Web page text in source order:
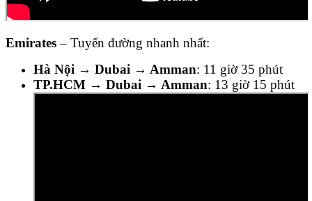
Emirates– Tuyến đường nhanh nhất:
Hà Nội → Dubai → Amman: 11 giờ 35 phút
TP.HCM → Dubai → Amman: 13 giờ 15 phút